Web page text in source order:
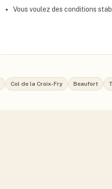
Vous voulez des conditions
Col de la Croix-Fry Beaufort